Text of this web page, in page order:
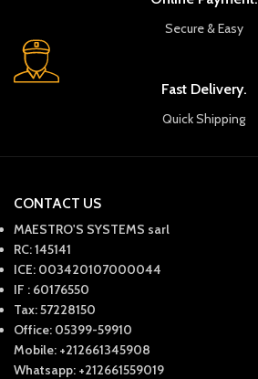
Secure & Easy
Fast Delivery.
Quick Shipping
CONTACT US
MAESTRO'S SYSTEMS sarl
RC: 145141
ICE: 003420107000044
IF : 60176550
Tax: 57228150
Office: 05399-59910
Mobile: +212661345908
Whatsapp: +212661559019